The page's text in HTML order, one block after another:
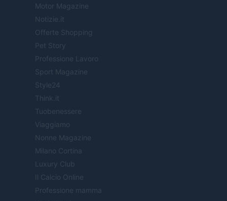
Motor Magazine
Notizie.it
Offerte Shopping
Pet Story
Professione Lavoro
Sport Magazine
Style24
Think.it
Tuobenessere
Viaggiamo
Nonne Magazine
Milano Cortina
Luxury Club
Il Calcio Online
Professione mamma